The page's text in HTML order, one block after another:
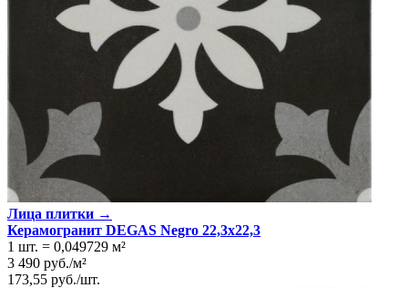
Лица плитки →
Керамогранит DEGAS Negro 22,3x22,3
1 шт. = 0,049729 м²
3 490 руб./м²
173,55 руб./шт.